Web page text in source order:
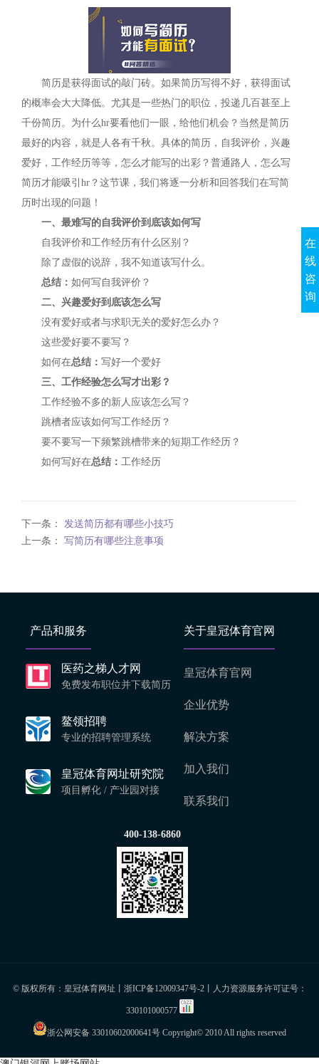
简历是获得面试的敲门砖。如果简历写得不好，获得面试
的概率会大大降低。尤其是一些热门的职位，投递几百甚至上
千份简历。为什么hr要看他们一眼，给他们机会？当然是简历
最好的内容，就是人各有千秋。具体的简历，自我评价，兴趣
爱好，工作经历等等，怎么才能写的出彩？普通路人，怎么写
简历才能吸引hr？这节课，我们将逐一分析和回答我们在写简
历时出现的问题！
一、最难写的自我评价到底该如何写
自我评价和工作经历有什么区别？
除了虚假的说辞，我不知道该写什么。
总结： 如何写自我评价？
二、兴趣爱好到底该怎么写
没有爱好或者与求职无关的爱好怎么办？
这些爱好要不要写？
如何在总结： 写好一个爱好
三、工作经验怎么写才出彩？
工作经验不多的新人应该怎么写？
跳槽者应该如何写工作经历？
要不要写一下频繁跳槽带来的短期工作经历？
如何写好在总结： 工作经历
下一条： 发送简历都有哪些小技巧
上一条： 写简历有哪些注意事项
产品和服务
医药之梯人才网
免费发布职位并下载简历
鳌领招聘
专业的招聘管理系统
皇冠体育网址研究院
项目孵化 / 产业园对接
关于皇冠体育官网
皇冠体育官网
企业优势
解决方案
加入我们
联系我们
400-138-6860
© 版权所有：皇冠体育网址丨 浙ICP备12009347号-2丨人力资源服务许可证号：
330101000577
浙公网安备 33010602000641号 Copyright© 2010 All rights reserved
在
线
咨
询